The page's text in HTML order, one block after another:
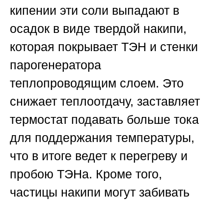
кипении эти соли выпадают в
осадок в виде твердой накипи,
которая покрывает ТЭН и стенки
парогенератора
теплопроводящим слоем. Это
снижает теплоотдачу, заставляет
термостат подавать больше тока
для поддержания температуры,
что в итоге ведет к перегреву и
пробою ТЭНа. Кроме того,
частицы накипи могут забивать